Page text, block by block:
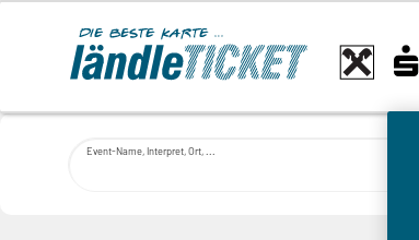
Event-Name, Interpret, Ort, ...